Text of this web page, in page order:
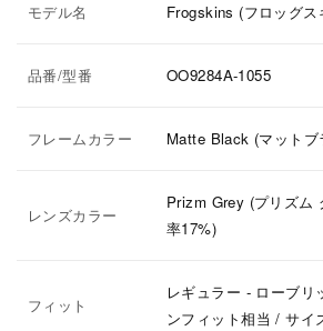
モデル名 Frogskins (フロッグス
品番/型番 OO9284A-1055
フレームカラー Matte Black (マットブ
レンズカラー
Prizm Grey (プリズム
率17%)
フィット
レギュラー ‐ ローブ
ンフィット相当 / サイ